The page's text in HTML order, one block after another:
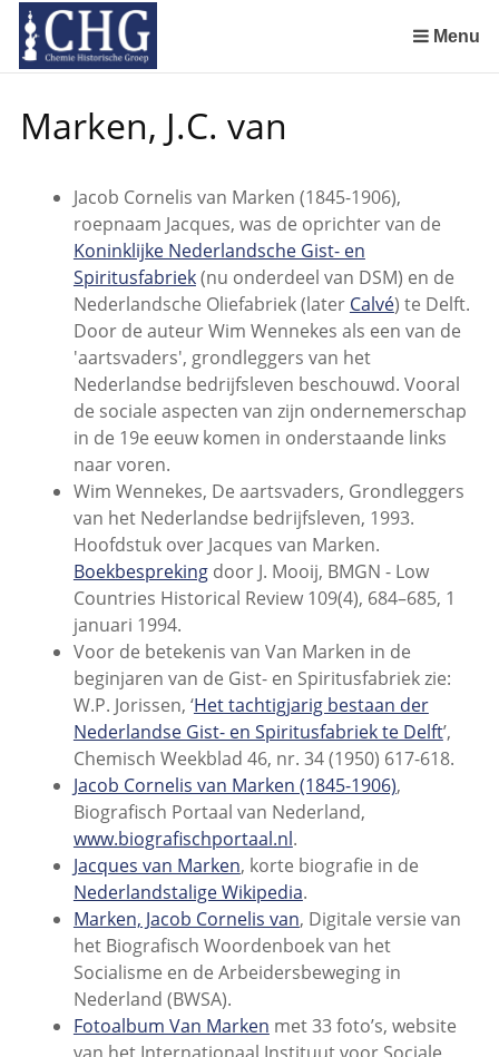
links
over
naar
de
Spring
naar
het
menu
Menu
Marken, J.C. van
Jacob Cornelis van Marken (1845-1906),
roepnaam Jacques, was de oprichter van de
Koninklijke Nederlandsche Gist- en
Spiritusfabriek(nu onderdeel van DSM) en de
Nederlandsche Oliefabriek (later Calvé) te Delft.
Door de auteur Wim Wennekes als een van de
'aartsvaders', grondleggers van het
Nederlandse bedrijfsleven beschouwd. Vooral
de sociale aspecten van zijn ondernemerschap
in de 19e eeuw komen in onderstaande links
naar voren.
Wim Wennekes, De aartsvaders, Grondleggers
van het Nederlandse bedrijfsleven, 1993.
Hoofdstuk over Jacques van Marken.
Boekbesprekingdoor J. Mooij, BMGN - Low
Countries Historical Review 109(4), 684–685, 1
januari 1994.
Voor de betekenis van Van Marken in de
beginjaren van de Gist- en Spiritusfabriek zie:
W.P. Jorissen, ‘Het tachtigjarig bestaan der
Nederlandse Gist- en Spiritusfabriek te Delft’,
Chemisch Weekblad 46, nr. 34 (1950) 617-618.
Jacob Cornelis van Marken (1845-1906),
Biografisch Portaal van Nederland,
www.biografischportaal.nl.
Jacques van Marken, korte biografie in de
Nederlandstalige Wikipedia.
Marken, Jacob Cornelis van, Digitale versie van
het Biografisch Woordenboek van het
Socialisme en de Arbeidersbeweging in
Nederland (BWSA).
Fotoalbum Van Marken met 33 foto’s, website
van het Internationaal Instituut voor Sociale